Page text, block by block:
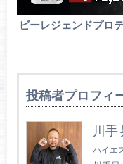
ビーレジェンドプロ
投稿者プロフィ
川手
ハイエ